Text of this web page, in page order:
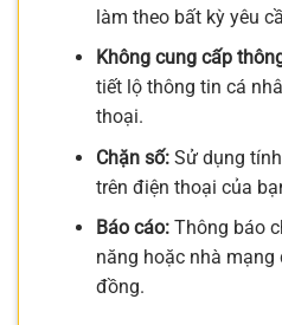
làm theo bất kỳ yêu
Không cung cấp
tiết lộ thông tin cá
thoại.
Chặn số:Sử dụng
trên điện thoại của
Báo cáo:Thông báo
năng hoặc nhà mạng
đồng.